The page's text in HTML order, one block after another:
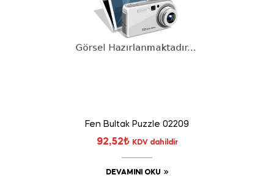
Fen Bultak Puzzle 02209
92,52₺ KDV dahildir
DEVAMINI OKU